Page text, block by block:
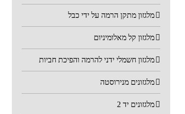
מלגזון מתקן הרמה על ידי כבל
מלגזון קל מאלומיניום
מלגזון חשמלי ידני להרמה והפיכת חביות
מלגזונים מנירוסטה
מלגזונים יד 2